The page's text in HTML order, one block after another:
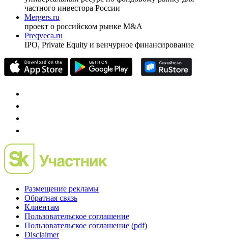
частного инвестора России
Mergers.ru
проект о российском рынке M&A
Preqveca.ru
IPO, Private Equity и венчурное финансирование
Размещение рекламы
Обратная связь
Клиентам
Пользовательское соглашение
Пользовательское соглашение (pdf)
Disclaimer